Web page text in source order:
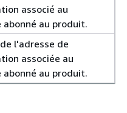
associé au
abonné au produit.
l'adresse de
associée au
abonné au produit.